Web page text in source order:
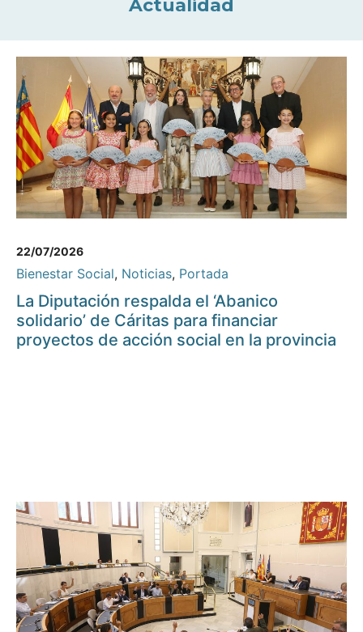
Actualidad
22/07/2026
Bienestar Social, Noticias, Portada
La Diputación respalda el ‘Abanico
solidario’ de Cáritas para financiar
proyectos de acción social en la provincia